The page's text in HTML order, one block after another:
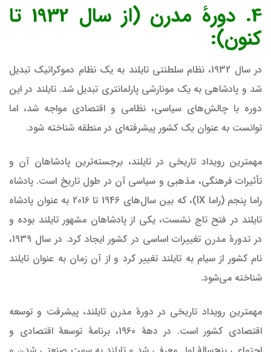
4. دورهٔ مدرن (از سال 1932 تا
کنون):
در سال 1932، نظام سلطنتی تایلند به یک نظام دموکراتیک تبدیل
شد و پادشاهی به یک مونارشی پارلمانتری تبدیل شد. تایلند در این
دوره با چالش‌های سیاسی، نظامی و اقتصادی مواجه شد، اما
توانست به عنوان یک کشور پیشرفته‌ای در منطقه شناخته شود.
مهمترین رویداد تاریخی در تایلند، برجسته‌ترین پادشاهان آن و
تأثیرات فرهنگی، مذهبی و سیاسی آن در طول تاریخ است. پادشاه
راما پنجم (راما IX)، که بین سال‌های 1946 تا 2016 به عنوان پادشاه
تایلند در فتح تاج نشست، یکی از پادشاهان مشهور تایلند بوده و
در تدورهٔ مدرن تغییرات اساسی در کشور ایجاد کرد. در سال 1939،
نام کشور از سیام به تایلند تغییر کرد و از آن زمان به عنوان تایلند
شناخته می‌شود.
مهمترین رویداد تاریخی در دورهٔ مدرن تایلند، پیشرفت و توسعه
اقتصادی کشور است. در دههٔ 1960، برنامهٔ توسعهٔ اقتصادی و